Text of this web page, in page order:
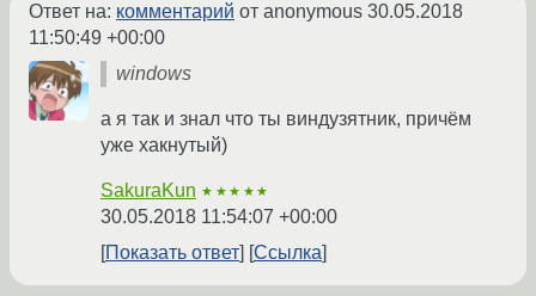
Ответ на: комментарий от anonymous 30.05.2018
11:50:49 +00:00
windows
а я так и знал что ты виндузятник, причём
уже хакнутый)
SakuraKun ★★★★★
30.05.2018 11:54:07 +00:00
Показать ответ
Ссылка